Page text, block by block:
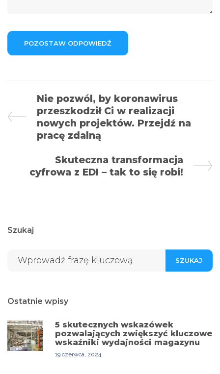
Nie pozwól, by koronawirus
przeszkodził Ci w realizacji
nowych projektów. Przejdź na
pracę zdalną
Skuteczna transformacja
cyfrowa z EDI – tak to się robi!
Szukaj
SZUKAJ
Ostatnie wpisy
5 skutecznych wskazówek
pozwalających zwiększyć kluczowe
wskaźniki wydajności magazynu
19 czerwca, 2024